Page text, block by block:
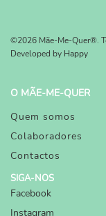
©2026 Mãe-Me-Quer®.
Developed by Happy
O MÃE-ME-QUER
Quem somos
Colaboradores
Contactos
SIGA-NOS
Facebook
Instagram